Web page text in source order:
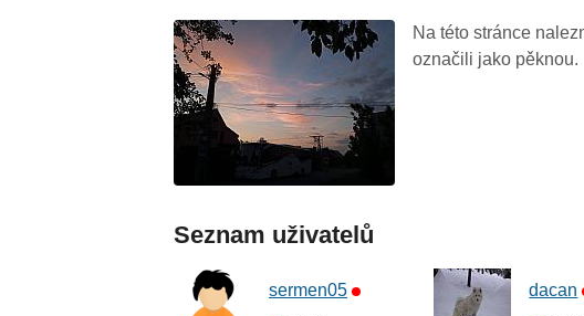
Na této stránce
označili jako pěknou.
Seznam uživatelů
sermen05 dacan